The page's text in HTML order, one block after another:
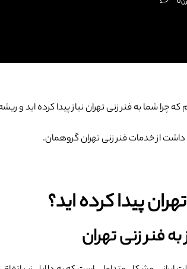
0
که چرا شما به فنر زنی تهران نیاز پیدا کرده
از خدمات فنر زنی تهران گروهمان.
پیدا کرده اید؟
فنر زنی تهران